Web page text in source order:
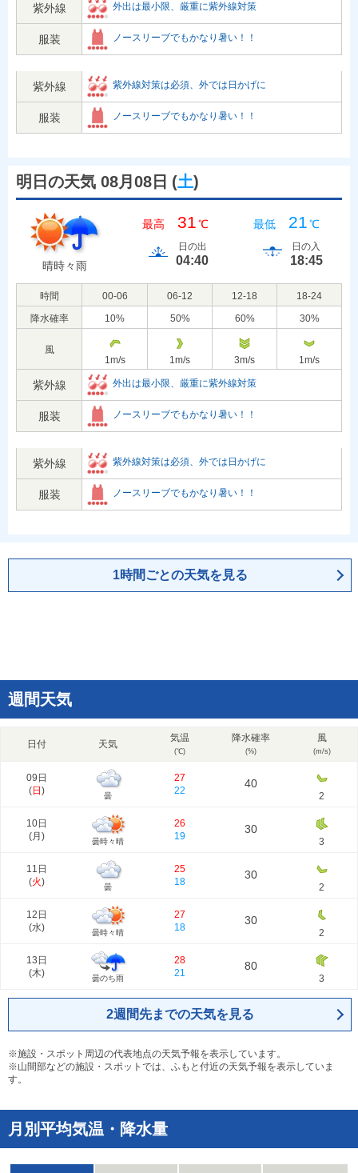
紫外線 外出は最小限、厳重に紫外線対策
服装 ノースリーブでもかなり暑い！！
紫外線 紫外線対策は必須、外では日かげに
服装 ノースリーブでもかなり暑い！！
明日の天気 08月08日 (土)
晴時々雨
最高 31℃ 最低 21℃
日の出
04:40
日の入
18:45
時間 00-06 06-12 12-18
18-24
降水確率
10% 50% 60% 30%
風
1m/s 1m/s 3m/s 1m/s
紫外線 外出は最小限、厳重に紫外線対策
服装 ノースリーブでもかなり暑い！！
紫外線 紫外線対策は必須、外では日かげに
服装 ノースリーブでもかなり暑い！！
1時間ごとの天気を見る
週間天気
日付 天気
気温
(℃)
降水確率
(%)
風
(m/s)
09日
(日 ) 曇
27
22
40
2
10日
(月 ) 曇時々晴
26
19
30
3
11日
(火) 曇
25
18
30
2
12日
(水) 曇時々晴
27
18
30
2
13日
(木) 曇のち雨
28
21
80
3
2週間先までの天気を見る
※施設・スポット周辺の代表地点の天気予報を表示しています。
※山間部などの施設・スポットでは、ふもと付近の天気予報を表示していま
す。
月別平均気温・降水量